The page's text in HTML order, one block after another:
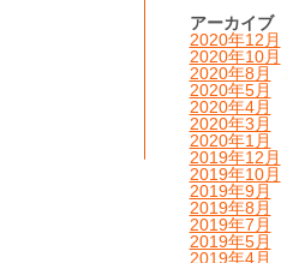
アーカイブ
2020年12月
2020年10月
2020年8月
2020年5月
2020年4月
2020年3月
2020年1月
2019年12月
2019年10月
2019年9月
2019年8月
2019年7月
2019年5月
2019年4月